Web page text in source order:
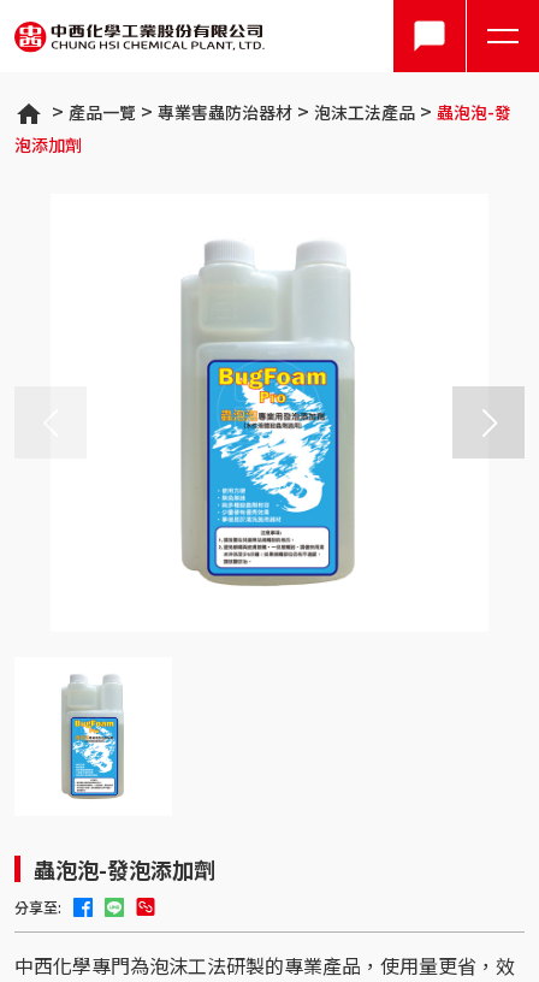
產品一覽 專業害蟲防治器材 泡沫工法產品
蟲泡泡-發
泡添加劑
蟲泡泡-發泡添加劑
分享至:
中西化學專門為泡沫工法研製的專業產品，使用量更省，效